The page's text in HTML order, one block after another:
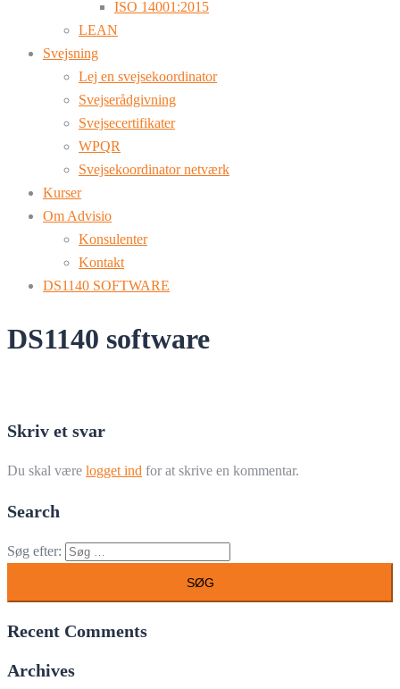
ISO 14001:2015
LEAN
Svejsning
Lej en svejsekoordinator
Svejserådgivning
Svejsecertifikater
WPQR
Svejsekoordinator netværk
Kurser
Om Advisio
Konsulenter
Kontakt
DS1140 SOFTWARE
DS1140 software
Skriv et svar
Du skal være logget ind for at skrive en kommentar.
Search
Søg efter:
Recent Comments
Archives